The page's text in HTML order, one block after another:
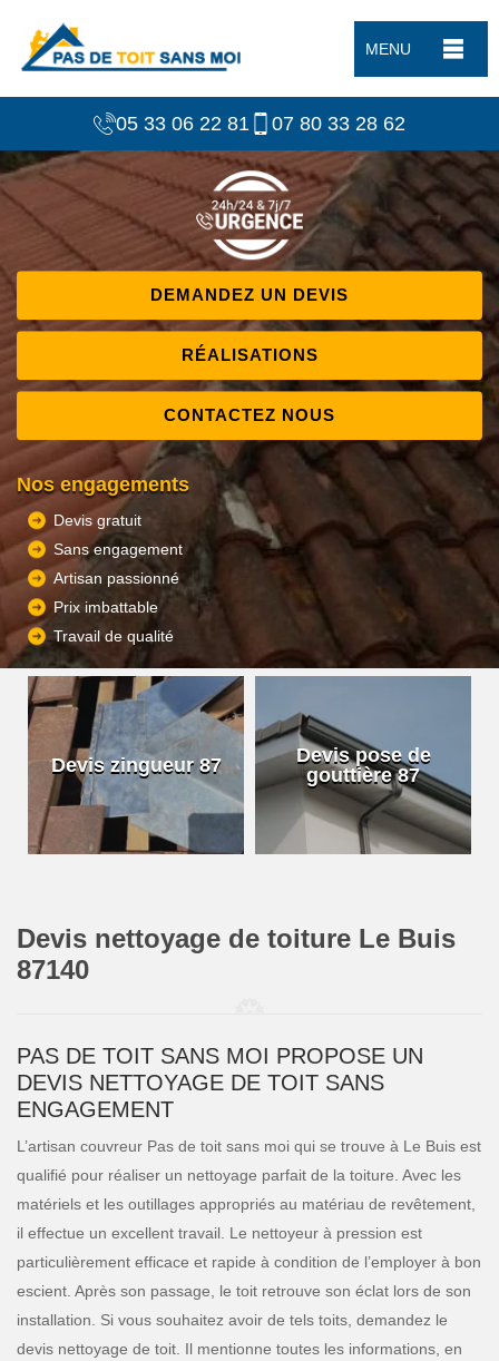
MENU
05 33 06 22 81 07 80 33 28 62
DEMANDEZ UN DEVIS
RÉALISATIONS
CONTACTEZ NOUS
Nos engagements
Devis gratuit
Sans engagement
Artisan passionné
Prix imbattable
Travail de qualité
Devis zingueur 87
Devis pose de
gouttière 87
Devis nettoyage de toiture Le Buis
87140
PAS DE TOIT SANS MOI PROPOSE UN
DEVIS NETTOYAGE DE TOIT SANS
ENGAGEMENT
L’artisan couvreur Pas de toit sans moi qui se trouve à Le Buis est
qualifié pour réaliser un nettoyage parfait de la toiture. Avec les
matériels et les outillages appropriés au matériau de revêtement,
il effectue un excellent travail. Le nettoyeur à pression est
particulièrement efficace et rapide à condition de l’employer à bon
escient. Après son passage, le toit retrouve son éclat lors de son
installation. Si vous souhaitez avoir de tels toits, demandez le
devis nettoyage de toit. Il mentionne toutes les informations, en